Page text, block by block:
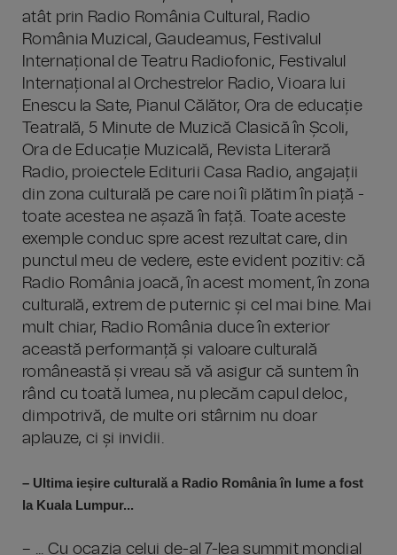
atât prin Radio România Cultural, Radio
România Muzical, Gaudeamus, Festivalul
Internațional de Teatru Radiofonic, Festivalul
Internațional al Orchestrelor Radio, Vioara lui
Enescu la Sate, Pianul Călător, Ora de educație
Teatrală, 5 Minute de Muzică Clasică în Școli,
Ora de Educație Muzicală, Revista Literară
Radio, proiectele Editurii Casa Radio, angajații
din zona culturală pe care noi îi plătim în piață -
toate acestea ne așază în față. Toate aceste
exemple conduc spre acest rezultat care, din
punctul meu de vedere, este evident pozitiv: că
Radio România joacă, în acest moment, în zona
culturală, extrem de puternic și cel mai bine. Mai
mult chiar, Radio România duce în exterior
această performanță și valoare culturală
româneastă și vreau să vă asigur că suntem în
rând cu toată lumea, nu plecăm capul deloc,
dimpotrivă, de multe ori stârnim nu doar
aplauze, ci și invidii.
– Ultima ieșire culturală a Radio România în lume a fost
la Kuala Lumpur...
– ... Cu ocazia celui de-al 7-lea summit mondial